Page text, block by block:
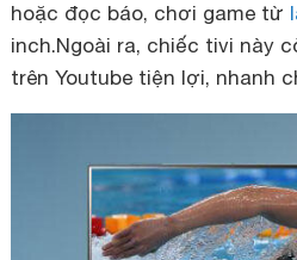
hoặc đọc báo, chơi game từ
inch.Ngoài ra, chiếc tivi này
trên Youtube tiện lợi, nhanh